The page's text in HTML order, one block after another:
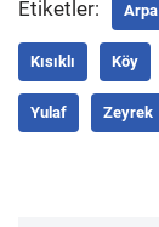
Etiketler: Arpa
Kısıklı Köy
Yulaf Zeyrek